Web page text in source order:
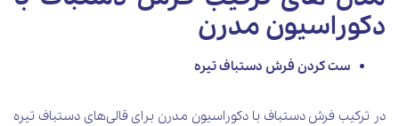
دکوراسیون مدرن
ست کردن فرش دستباف تیره
در ترکیب فرش دستباف با دکوراسیون مدرن برای قالی‌های دستباف تیره